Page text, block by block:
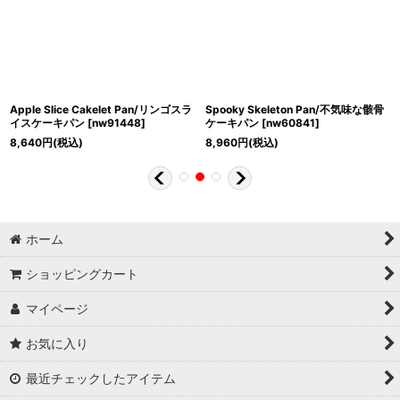
Apple Slice Cakelet Pan/リンゴスラ
イスケーキパン [nw91448]
8,640円(税込)
Spooky Skeleton Pan/不気味な骸骨
ケーキパン [nw60841]
8,960円(税込)
ホーム
ショッピングカート
マイページ
お気に入り
最近チェックしたアイテム